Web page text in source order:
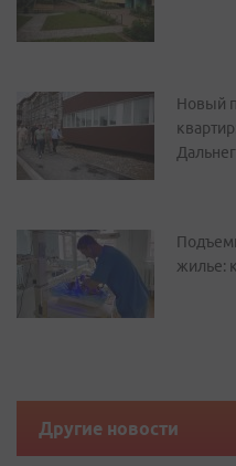
Новый
жилье:
Другие новости